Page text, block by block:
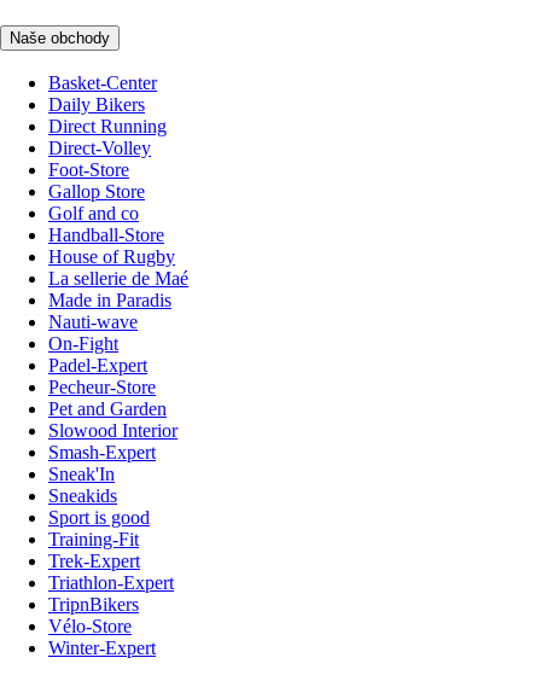
Naše obchody
Basket-Center
Daily Bikers
Direct Running
Direct-Volley
Foot-Store
Gallop Store
Golf and co
Handball-Store
House of Rugby
La sellerie de Maé
Made in Paradis
Nauti-wave
On-Fight
Padel-Expert
Pecheur-Store
Pet and Garden
Slowood Interior
Smash-Expert
Sneak'In
Sneakids
Sport is good
Training-Fit
Trek-Expert
Triathlon-Expert
TripnBikers
Vélo-Store
Winter-Expert